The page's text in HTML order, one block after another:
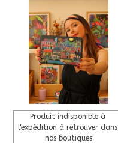
Produit indisponible à
l'expédition à retrouver dans
nos boutiques